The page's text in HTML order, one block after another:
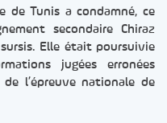
de Tunis a condamné, ce
secondaire Chiraz
Elle était poursuivie
jugées erronées
l’épreuve nationale de